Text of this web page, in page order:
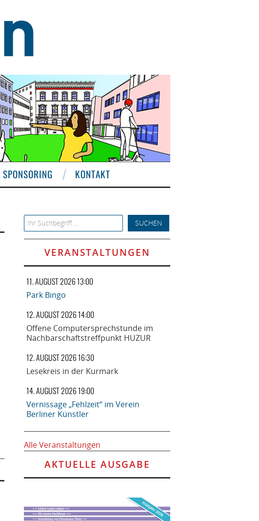
SPONSORING KONTAKT
Search for:
VERANSTALTUNGEN
11. AUGUST 2026 13:00
Park Bingo
12. AUGUST 2026 14:00
Offene Computersprechstunde im
Nachbarschaftstreffpunkt HUZUR
12. AUGUST 2026 16:30
Lesekreis in der Kurmark
14. AUGUST 2026 19:00
Vernissage „Fehlzeit“ im Verein
Berliner Künstler
Alle Veranstaltungen
AKTUELLE AUSGABE